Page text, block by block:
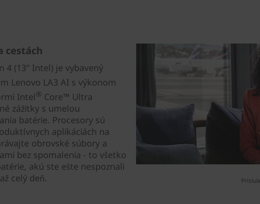
cestách
4 (13" Intel) je vybavený
Lenovo LA3 AI s výkonom
Intel® Core™ Ultra
zážitky s umelou
batérie. Procesory sú
aplikáciách na
obrovské súbory a
bez spomalenia - to všetko
akú ste ešte nespoznali
celý deň.